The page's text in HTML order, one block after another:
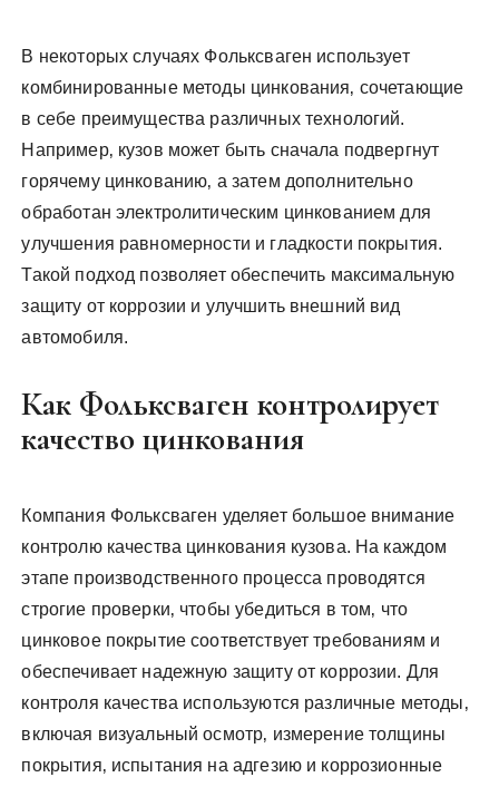
В некоторых случаях Фольксваген использует
комбинированные методы цинкования‚ сочетающие
в себе преимущества различных технологий.
Например‚ кузов может быть сначала подвергнут
горячему цинкованию‚ а затем дополнительно
обработан электролитическим цинкованием для
улучшения равномерности и гладкости покрытия.
Такой подход позволяет обеспечить максимальную
защиту от коррозии и улучшить внешний вид
автомобиля.
Как Фольксваген контролирует
качество цинкования
Компания Фольксваген уделяет большое внимание
контролю качества цинкования кузова. На каждом
этапе производственного процесса проводятся
строгие проверки‚ чтобы убедиться в том‚ что
цинковое покрытие соответствует требованиям и
обеспечивает надежную защиту от коррозии. Для
контроля качества используются различные методы‚
включая визуальный осмотр‚ измерение толщины
покрытия‚ испытания на адгезию и коррозионные